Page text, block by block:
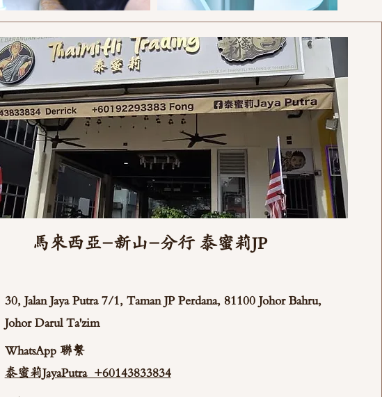
馬來西亞-新山-分行 泰蜜莉JP
30, Jalan Jaya Putra 7/1, Taman JP Perdana, 81100 Johor Bahru,
Johor Darul Ta'zim
WhatsApp 聯繫
泰蜜莉JayaPutra +60143833834